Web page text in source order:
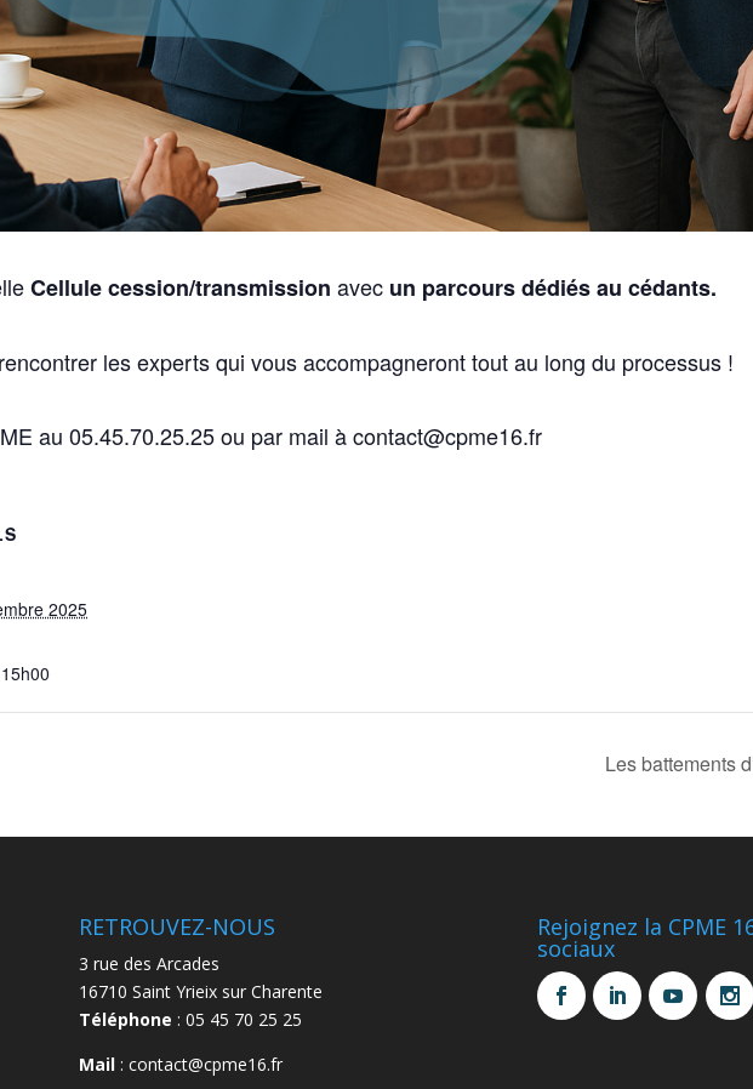
Cellule cession/transmission avec un parcours dédiés au cédants.
les experts qui vous accompagneront tout au long du processus !
au 05.45.70.25.25 ou par mail à contact@cpme16.fr
2025
Les battements
RETROUVEZ-NOUS
3 rue des Arcades
16710 Saint Yrieix sur Charente
Téléphone : 05 45 70 25 25
Mail: contact@cpme16.fr
Rejoignez la CPME
sociaux